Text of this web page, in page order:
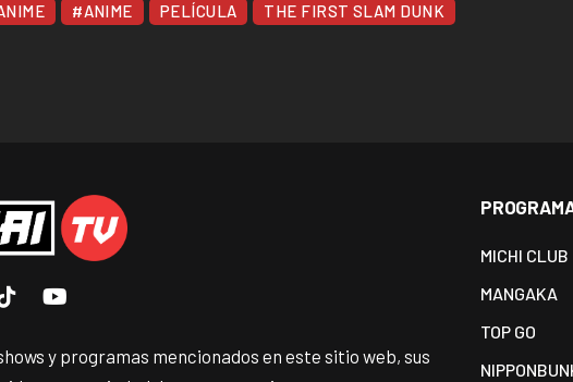
#ANIME PELÍCULA THE FIRST SLAM DUNK
y programas mencionados en este sitio web, sus
MICHI CLUB
MANGAKA
TOP GO